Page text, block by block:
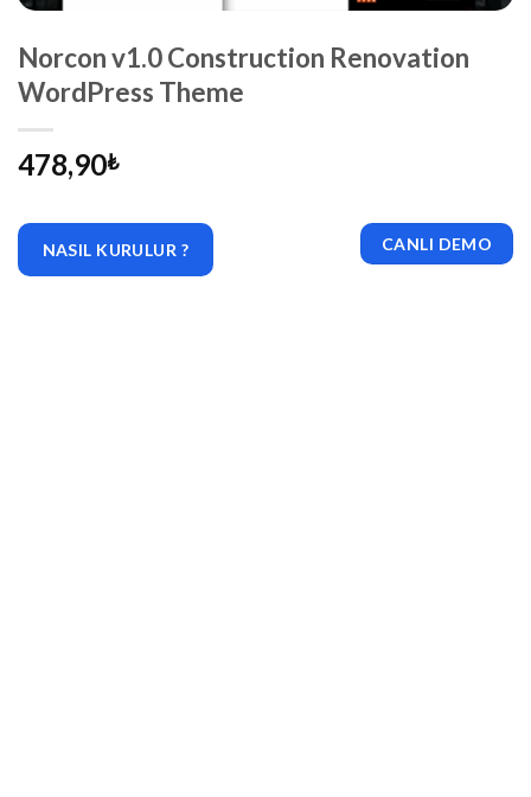
Norcon v1.0 Construction Renovation
WordPress Theme
478,90₺
NASIL KURULUR ? CANLI DEMO